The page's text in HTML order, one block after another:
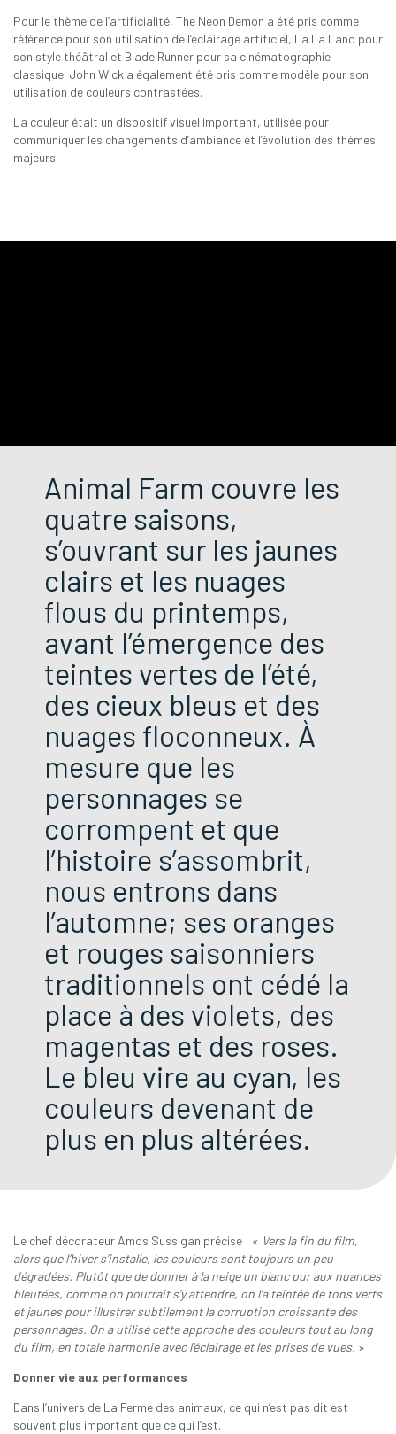
Pour le thème de l’artificialité, The Neon Demon a été pris comme
référence pour son utilisation de l’éclairage artificiel, La La Land pour
son style théâtral et Blade Runner pour sa cinématographie
classique. John Wick a également été pris comme modèle pour son
utilisation de couleurs contrastées.
La couleur était un dispositif visuel important, utilisée pour
communiquer les changements d’ambiance et l’évolution des thèmes
majeurs.
Animal Farm couvre les
quatre saisons,
s’ouvrant sur les jaunes
clairs et les nuages
flous du printemps,
avant l’émergence des
teintes vertes de l’été,
des cieux bleus et des
nuages floconneux. À
mesure que les
personnages se
corrompent et que
l’histoire s’assombrit,
nous entrons dans
l’automne; ses oranges
et rouges saisonniers
traditionnels ont cédé la
place à des violets, des
magentas et des roses.
Le bleu vire au cyan, les
couleurs devenant de
plus en plus altérées.
Le chef décorateur Amos Sussigan précise : « Vers la fin du film,
alors que l’hiver s’installe, les couleurs sont toujours un peu
dégradées. Plutôt que de donner à la neige un blanc pur aux nuances
bleutées, comme on pourrait s’y attendre, on l’a teintée de tons verts
et jaunes pour illustrer subtilement la corruption croissante des
personnages. On a utilisé cette approche des couleurs tout au long
du film, en totale harmonie avec l’éclairage et les prises de vues. »
Donner vie aux performances
Dans l’univers de La Ferme des animaux, ce qui n’est pas dit est
souvent plus important que ce qui l’est.